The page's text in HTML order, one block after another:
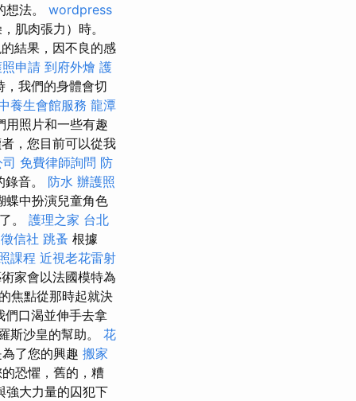
法。 wordpress
肌肉張力）時。
結果，因不良的感
申請 到府外燴 護
，我們的身體會切
養生會館服務 龍潭
用照片和一些有趣
，您目前可以從我
免費律師詢問 防
音。 防水 辦護照
蝶中扮演兒童角色
。 護理之家 台北
信社 跳蚤 根據
課程 近視老花雷射
家會以法國模特為
焦點從那時起就決
們口渴並伸手去拿
斯沙皇的幫助。 花
了您的興趣 搬家
恐懼，舊的，糟
強大力量的囚犯下